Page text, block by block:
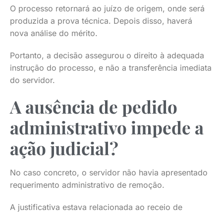
O processo retornará ao juízo de origem, onde será
produzida a prova técnica. Depois disso, haverá
nova análise do mérito.
Portanto, a decisão assegurou o direito à adequada
instrução do processo, e não a transferência imediata
do servidor.
A ausência de pedido
administrativo impede a
ação judicial?
No caso concreto, o servidor não havia apresentado
requerimento administrativo de remoção.
A justificativa estava relacionada ao receio de